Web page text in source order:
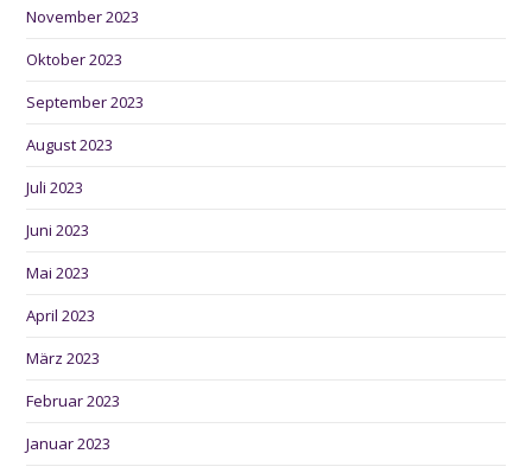
November 2023
Oktober 2023
September 2023
August 2023
Juli 2023
Juni 2023
Mai 2023
April 2023
März 2023
Februar 2023
Januar 2023